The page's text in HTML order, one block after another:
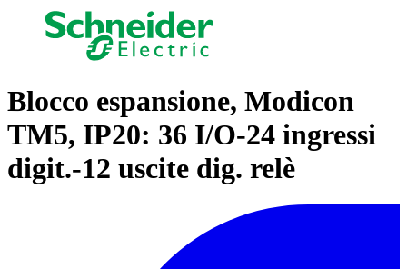
Blocco espansione, Modicon
TM5, IP20: 36 I/O-24 ingressi
digit.-12 uscite dig. relè